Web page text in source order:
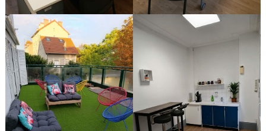
24 €
Coworking - bureau privé #1 - après-
midi
mardi 11 août 2026
1places restantes
12 €
Coworking - bureau open space -
matin
mercredi 12 août 2026
6places restantes